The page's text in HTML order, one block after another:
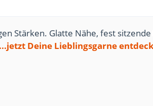
Stärken. Glatte Nähe, fest
...jetzt Deine Lieblingsgarne